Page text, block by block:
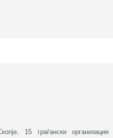
15 граѓански